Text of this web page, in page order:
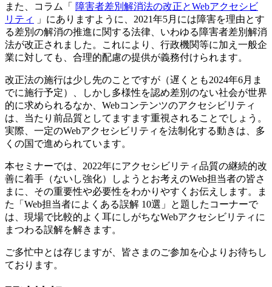
また、コラム「 障害者差別解消法の改正とWebアクセシビ
リティ
」にありますように、2021年5月には障害を理由とす
る差別の解消の推進に関する法律、いわゆる障害者差別解消
法が改正されました。これにより、行政機関等に加え一般企
業に対しても、合理的配慮の提供が義務付けられます。
改正法の施行は少し先のことですが（遅くとも2024年6月ま
でに施行予定）、しかし多様性を認め差別のない社会が世界
的に求められるなか、Webコンテンツのアクセシビリティ
は、当たり前品質としてますます重視されることでしょう。
実際、一定のWebアクセシビリティを法制化する動きは、多
くの国で進められています。
本セミナーでは、2022年にアクセシビリティ品質の継続的改
善に着手（ないし強化）しようとお考えのWeb担当者の皆さ
まに、その重要性や必要性をわかりやすくお伝えします。ま
た「Web担当者によくある誤解 10選」と題したコーナーで
は、現場で比較的よく耳にしがちなWebアクセシビリティに
まつわる誤解を解きます。
ご多忙中とは存じますが、皆さまのご参加を心よりお待ちし
ております。